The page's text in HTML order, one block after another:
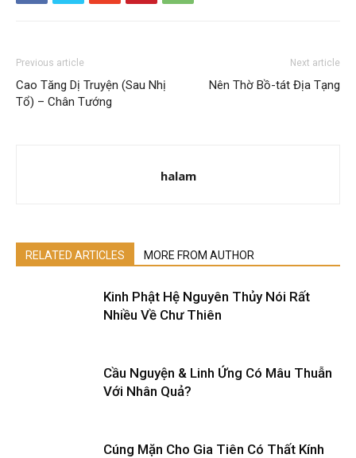
Previous article
Cao Tăng Dị Truyện (Sau Nhị
Tổ) – Chân Tướng
Next article
Nên Thờ Bồ-tát Địa Tạng
halam
RELATED ARTICLES MORE FROM AUTHOR
Kinh Phật Hệ Nguyên Thủy Nói Rất
Nhiều Về Chư Thiên
Cầu Nguyện & Linh Ứng Có Mâu Thuẫn
Với Nhân Quả?
Cúng Mặn Cho Gia Tiên Có Thất Kính